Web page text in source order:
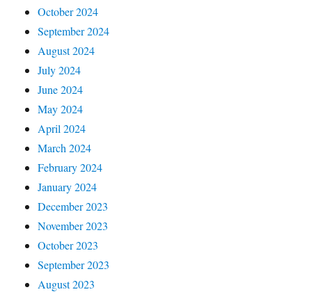
October 2024
September 2024
August 2024
July 2024
June 2024
May 2024
April 2024
March 2024
February 2024
January 2024
December 2023
November 2023
October 2023
September 2023
August 2023